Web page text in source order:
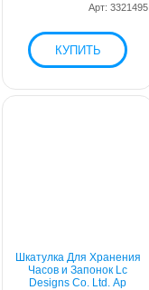
Арт: 3321495
Шкатулка Для Хранения
Часов и Запонок Lc
Designs Co. Ltd. Ар